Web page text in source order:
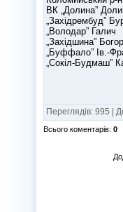
ВК „Долина”
„Володар”
„Західшина”
„Буффало”
„Сокіл-
Переглядів: 995 |
Всього коментарів: 0